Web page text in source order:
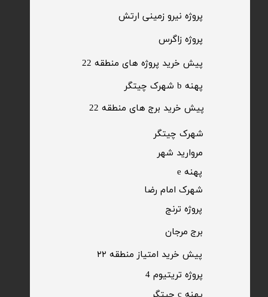
پیش خرید برج های منطقه 22
پهنه b شهرک چیتگر
پیش خرید پروژه های منطقه 22
​پروژه زاگرس
​پروژه ترنج
​پروژه نیرو زمینی ارتش
​شهرک چیتگر
مروارید شهر​​​​​​​
شهرک امام رضا
پهنه e
برج مرجان
پیش خرید امتیاز منطقه ۲۲​​​​​​​
پروژه تریتیوم 4